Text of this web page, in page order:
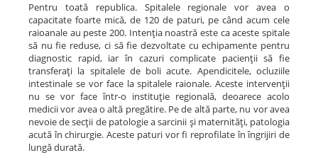
Pentru toată republica. Spitalele regionale vor avea o
capacitate foarte mică, de 120 de paturi, pe când acum cele
raioanale au peste 200. Intenţia noastră este ca aceste spitale
să nu fie reduse, ci să fie dezvoltate cu echipamente pentru
diagnostic rapid, iar în cazuri complicate pacienţii să fie
transferaţi la spitalele de boli acute. Apendicitele, ocluziile
intestinale se vor face la spitalele raionale. Aceste intervenţii
nu se vor face într-o instituţie regională, deoarece acolo
medicii vor avea o altă pregătire. Pe de altă parte, nu vor avea
nevoie de secţii de patologie a sarcinii şi maternităţi, patologia
acută în chirurgie. Aceste paturi vor fi reprofilate în îngrijiri de
lungă durată.